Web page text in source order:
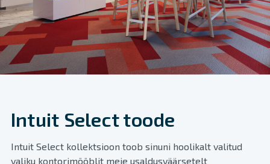
Intuit Select toode
Intuit Select kollektsioon toob sinuni hoolikalt valitud
valiku kontorimööblit meie usaldusväärsetelt